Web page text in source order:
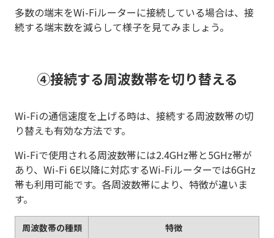
多数の端末をWi-Fiルーターに接続している場合は、接
続する端末数を減らして様子を見てみましょう。
④接続する周波数帯を切り替える
Wi-Fiの通信速度を上げる時は、接続する周波数帯の切
り替えも有効な方法です。
Wi-Fiで使用される周波数帯には2.4GHz帯と5GHz帯が
あり、Wi-Fi 6E以降に対応するWi-Fiルーターでは6GHz
帯も利用可能です。各周波数帯により、特徴が違いま
す。
周波数帯の種類 特徴